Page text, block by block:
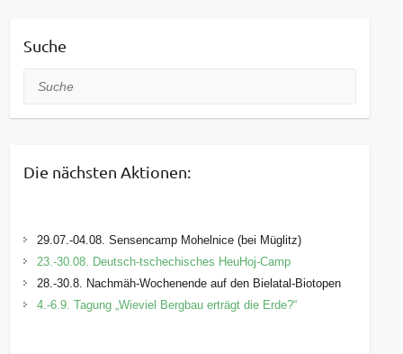
Suche
Suche
Die nächsten Aktionen:
29.07.-04.08. Sensencamp Mohelnice (bei Müglitz)
23.-30.08. Deutsch-tschechisches HeuHoj-Camp
28.-30.8. Nachmäh-Wochenende auf den Bielatal-Biotopen
4.-6.9. Tagung „Wieviel Bergbau erträgt die Erde?“